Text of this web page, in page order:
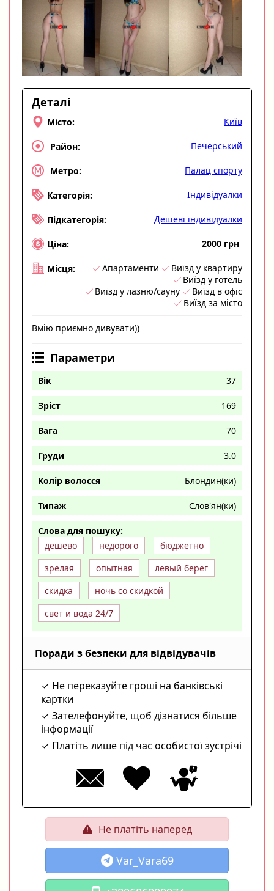
Деталі
Місто: Київ
Район: Печерський
Метро: Палац спорту
Категорія: Індивідуалки
Підкатегорія: Дешеві індивідуалки
Ціна: 2000 грн
Місця: Апартаменти
Виїзд у квартиру
Виїзд у готель
Виїзд у лазню/сауну
Виїзд в офіс
Виїзд за місто
Вмію приємно дивувати))
Параметри
Вік 37
Зріст 169
Вага 70
Груди 3.0
Колір волосся Блондин(ки)
Типаж Слов'ян(ки)
Слова для пошуку:
дешево
недорого
бюджетно
зрелая
опытная
левый берег
скидка
ночь со скидкой
свет и вода 24/7
Поради з безпеки для відвідувачів
Не переказуйте гроші на банківські
картки
Зателефонуйте, щоб дізнатися більше
інформації
Платіть лише під час особистої зустрічі
Не платіть наперед
Var_Vara69